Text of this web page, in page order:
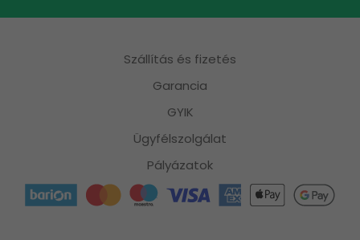
Szállítás és fizetés
Garancia
GYIK
Ügyfélszolgálat
Pályázatok